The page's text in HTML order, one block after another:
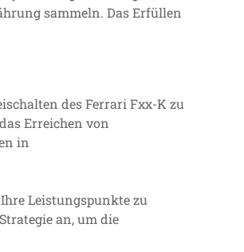
sammeln. Das Erfüllen
des Ferrari Fxx-K zu
Erreichen von
in
Leistungspunkte zu
an, um die